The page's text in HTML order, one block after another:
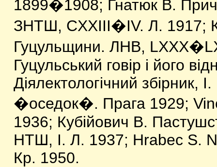
1899�1908; Гнатюк В.
ЗНТШ, CXXIII�IV. Л. 1917;
Гуцульщини. ЛНВ,
Гуцульський говір і його
Діялектологічний збірник,
�оседок�. Прага 1929;
1936; Кубійович В.
НТШ, І. Л. 1937; Hrabec S.
Кр. 1950.